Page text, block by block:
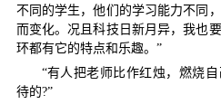
不同的学生，他们的学习能力不同
而变化。况且科技日新月异，我也
环都有它的特点和乐趣。”
“有人把老师比作红烛，燃烧
待的?”